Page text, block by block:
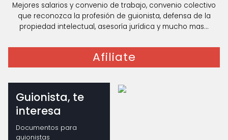
Mejores salarios y convenio de trabajo, convenio colectivo
que reconozca la profesión de guionista, defensa de la
propiedad intelectual, asesoría jurídica y mucho mas...
Afiliate
Guionista, te
interesa
Documentos para
guionistas